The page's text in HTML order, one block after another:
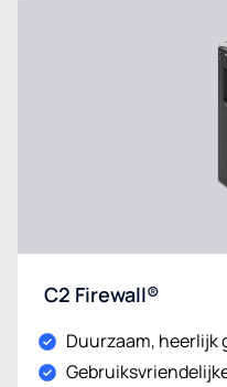
C2 Firewall®
Duurzaam, heerlijk